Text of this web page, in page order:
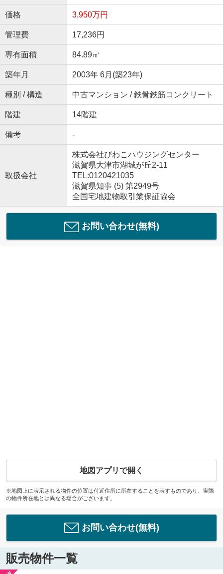
価格 3,950万円
管理費 17,236円
専有面積 84.89㎡
築年月 2003年 6月(築23年)
種別 / 構造 中古マンション / 鉄骨鉄筋コンクリート
階建 14階建
備考 -
取扱会社
株式会社びわこハウジングセンター
滋賀県大津市湖城が丘2-11
TEL:0120421035
滋賀県知事 (5) 第2949号
全国宅地建物取引業保証協会
お問い合わせ(無料)
地図アプリで開く
※地図上に表示される物件の位置は付近住所に所在することを表すものであり、実際
の物件所在地とは異なる場合がございます。
お問い合わせ(無料)
販売物件一覧